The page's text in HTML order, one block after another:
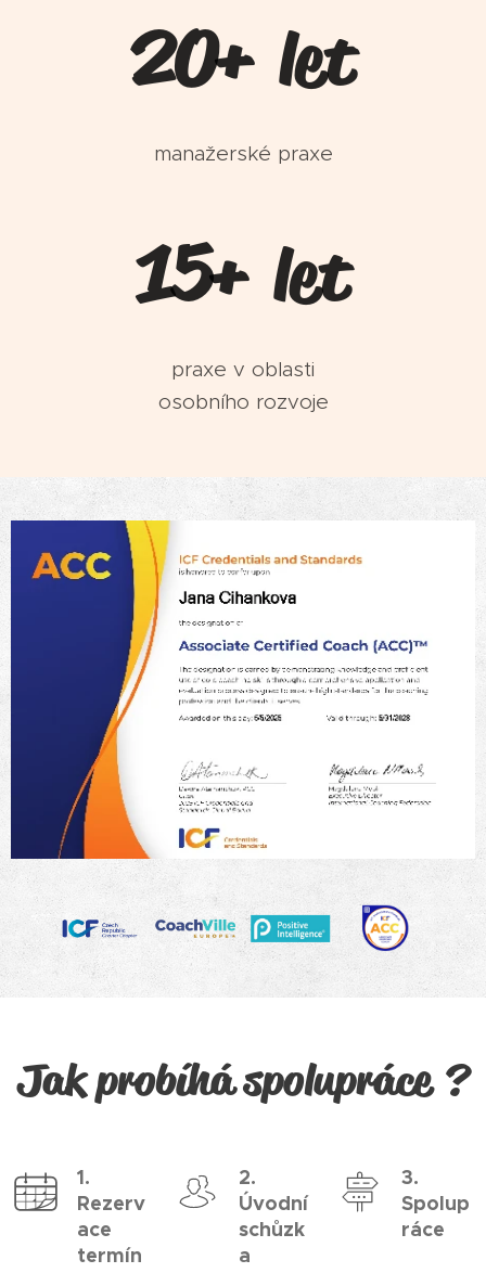
20+ let
manažerské praxe
15+ let
praxe v oblasti
osobního rozvoje
Jak probíhá spolupráce ?
1.
Rezerv
ace
termín
2.
Úvodní
schůzk
a
3.
Spolup
ráce